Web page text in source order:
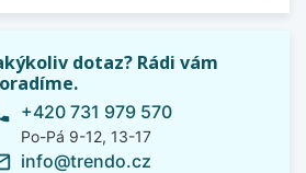
dotaz? Rádi vám
+420 731 979 570
Po-Pá 9-12, 13-17
info@trendo.cz